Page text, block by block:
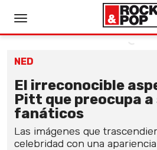
NED
El irreconocible
Pitt que preocupa a
fanáticos
Las imágenes que
celebridad con una